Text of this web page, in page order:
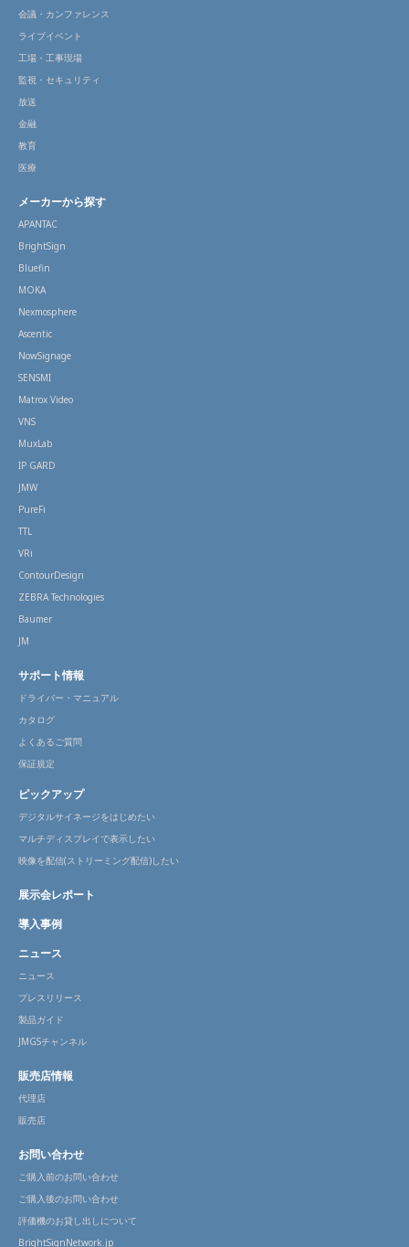
会議・カンファレンス
ライブイベント
工場・工事現場
監視・セキュリティ
放送
金融
教育
医療
メーカーから探す
APANTAC
BrightSign
Bluefin
MOKA
Nexmosphere
Ascentic
NowSignage
SENSMI
Matrox Video
VNS
MuxLab
IP GARD
JMW
PureFi
TTL
VRi
ContourDesign
ZEBRA Technologies
Baumer
JM
サポート情報
ドライバー・マニュアル
カタログ
よくあるご質問
保証規定
ピックアップ
デジタルサイネージをはじめたい
マルチディスプレイで表示したい
映像を配信(ストリーミング配信)したい
展示会レポート
導入事例
ニュース
ニュース
プレスリリース
製品ガイド
JMGSチャンネル
販売店情報
代理店
販売店
お問い合わせ
ご購入前のお問い合わせ
ご購入後のお問い合わせ
評価機のお貸し出しについて
BrightSignNetwork.jp